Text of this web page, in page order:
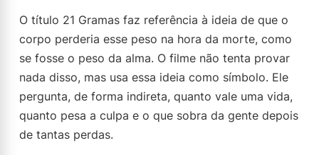
O título 21 Gramas faz referência à ideia de que o
corpo perderia esse peso na hora da morte, como
se fosse o peso da alma. O filme não tenta provar
nada disso, mas usa essa ideia como símbolo. Ele
pergunta, de forma indireta, quanto vale uma vida,
quanto pesa a culpa e o que sobra da gente depois
de tantas perdas.